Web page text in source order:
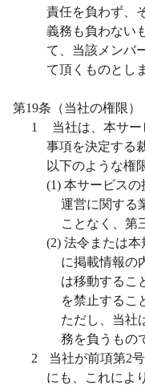
責任を負わず、
義務も負わない
て、当該メンバ
て頂くものとし
第19条（当社の権限）
1
当社は、本サ
事項を決定する
以下のような権
(1) 本サービスの
運営に関する
ことなく、第
(2) 法令または本
に掲載情報の
は移動するこ
を禁止するこ
ただし、当社
務を負うもの
2
当社が前項第2
にも、これによ